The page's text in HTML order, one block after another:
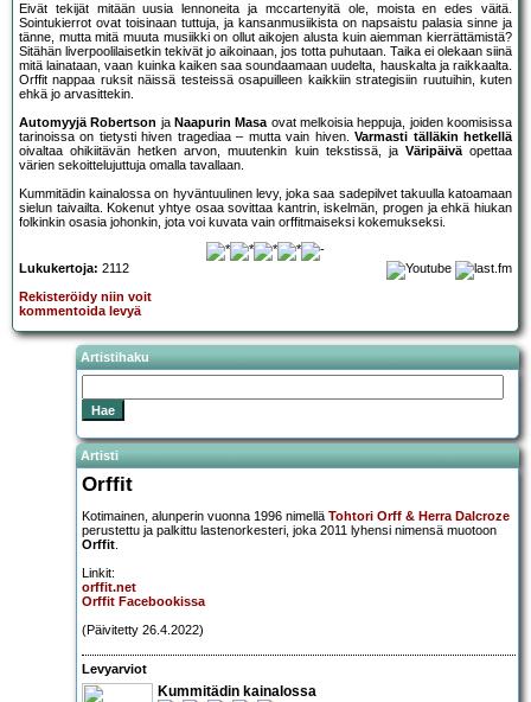
Eivät tekijät mitään uusia lennoneita ja mccartenyitä ole, moista en edes väitä.
Sointukierrot ovat toisinaan tuttuja, ja kansanmusiikista on napsaistu palasia sinne ja
tänne, mutta mitä muuta musiikki on ollut aikojen alusta kuin aiemman kierrättämistä?
Sitähän liverpoolilaisetkin tekivät jo aikoinaan, jos totta puhutaan. Taika ei olekaan siinä
mitä lainataan, vaan kuinka kaiken saa soundaamaan uudelta, hauskalta ja raikkaalta.
Orffit nappaa ruksit näissä testeissä osapuilleen kaikkiin strategisiin ruutuihin, kuten
ehkä jo arvasittekin.
Automyyjä Robertson ja Naapurin Masaovat melkoisia heppuja, joiden koomisissa
tarinoissa on tietysti hiven tragediaa – mutta vain hiven.Varmasti tälläkin hetkellä
oivaltaa ohikiitävän hetken arvon, muutenkin kuin tekstissä, ja Väripäiväopettaa
värien sekoittelujuttuja omalla tavallaan.
Kummitädin kainalossa on hyväntuulinen levy, joka saa sadepilvet takuulla katoamaan
sielun taivailta. Kokenut yhtye osaa sovittaa kantrin, iskelmän, progen ja ehkä hiukan
folkinkin osasia johonkin, jota voi kuvata vain orffitmaiseksi kokemukseksi.
Lukukertoja: 2112
Rekisteröidy niin voit
kommentoida levyä
Artistihaku
Artisti
Orffit
Kotimainen, alunperin vuonna 1996 nimellä Tohtori Orff & Herra Dalcroze
perustettu ja palkittu lastenorkesteri, joka 2011 lyhensi nimensä muotoon
Orffit
Linkit:
orffit.net
Orffit Facebookissa
(Päivitetty 26.4.2022)
Levyarviot
Kummitädin kainalossa